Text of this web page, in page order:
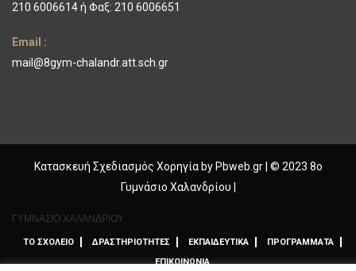
210 6006614 ή Φαξ: 210 6006651
Email :
mail@8gym-chalandr.att.sch.gr
Κατασκευή Σχεδιασμός Χορηγία by Pbweb.gr | © 2023 8ο
Γυμνάσιο Χαλανδρίου |
ΓΥΜΝΑΣΙΟ ΧΑΛΑΝΔΡΙΟΥ
ΤΟ ΣΧΟΛΕΙΟ ΔΡΑΣΤΗΡΙΟΤΗΤΕΣ ΕΚΠΑΙΔΕΥΤΙΚΑ
ΠΡΟΓΡΑΜΜΑΤΑ
ΕΠΙΚΟΙΝΩΝΙΑ